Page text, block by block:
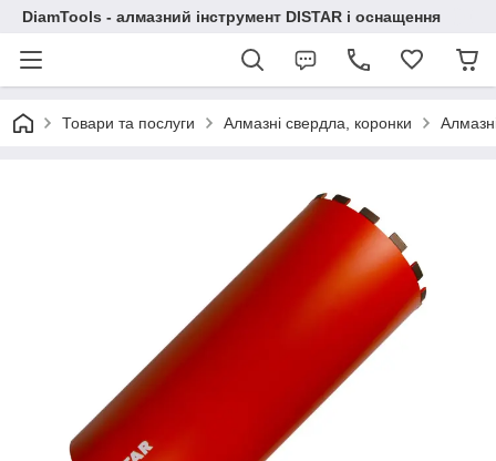
DiamTools - алмазний інструмент DISTAR і оснащення
Товари та послуги Алмазні свердла, коронки